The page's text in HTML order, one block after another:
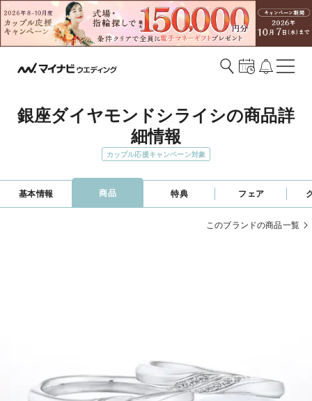
銀座ダイヤモンドシライシの商品詳
細情報
カップル応援キャンペーン対象
基本情報 商品 特典 フェア
このブランドの商品一覧